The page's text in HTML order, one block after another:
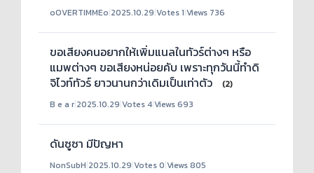
oOVERTIMMEo|2025.10.29|Votes 1|Views 736
ขอเสียงคนอยากให้เพิ่มแนลในทัวร์ต่างๆ หรือ
แมพต่างๆ ขอเสียงหน่อยคับ เพราะทุกวันนี้ทำดิ
จิไวท์ทัวร์ ยาวนานกว่าเดิมเป็นเท่าตัว
(2)
B e a r|2025.10.29|Votes 4|Views 693
ดันซูซา มีปัญหา
NonSubH|2025.10.29|Votes 0|Views 805